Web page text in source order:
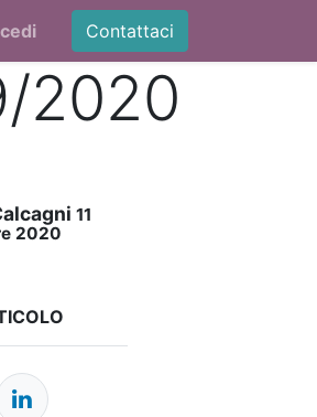
Contattaci
2020
11
2020